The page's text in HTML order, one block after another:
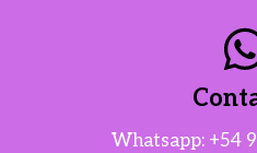
Whatsapp: +54